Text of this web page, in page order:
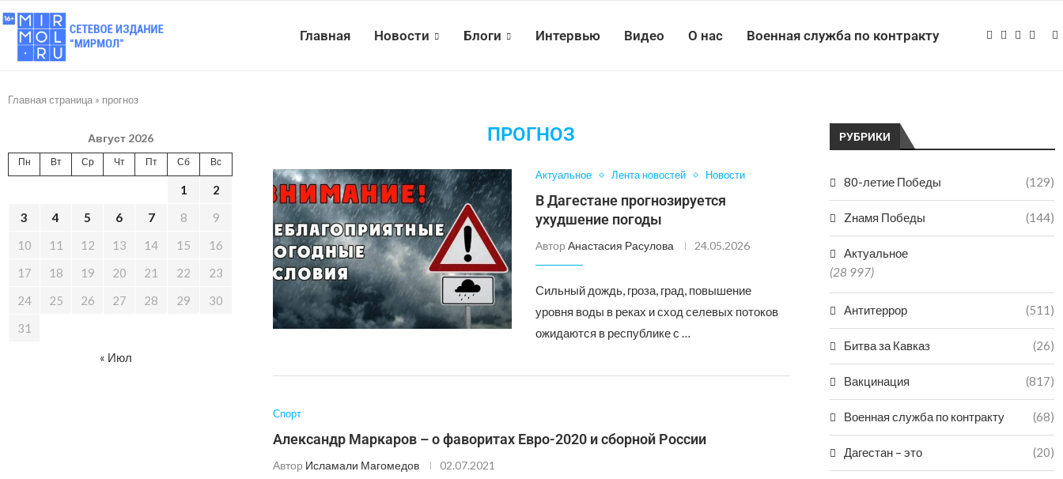
Главная Новости Блоги Интервью Видео О нас Военная служба по контракту
Главная страница » прогноз
ПРОГНОЗ
Актуальное Лента новостей Новости
В Дагестане прогнозируется
ухудшение погоды
АвторАнастасия Расулова 24.05.2026
Сильный дождь, гроза, град, повышение
уровня воды в реках и сход селевых потоков
ожидаются в республике с …
Спорт
Александр Маркаров – о фаворитах Евро-2020 и сборной России
Автор Исламали Магомедов 02.07.2021
РУБРИКИ
80-летие Победы (129)
Zнамя Победы (144)
Актуальное
(28 997)
Антитеррор (511)
Битва за Кавказ (26)
Вакцинация (817)
Военная служба по контракту (68)
Дагестан – это (20)
Август 2026
Пн Вт Ср Чт Пт Сб Вс
1
2
3
4 5 6 7 8
9
10
11 12 13 14 15
16
17
18 19 20 21 22
23
24
25 26 27 28 29
30
31
« Июл